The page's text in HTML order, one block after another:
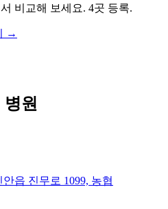
비교해 보세요. 4곳 등록.
→
원
읍 진무로 1099, 농협